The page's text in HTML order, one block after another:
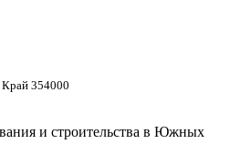
354000
и строительства в Южных